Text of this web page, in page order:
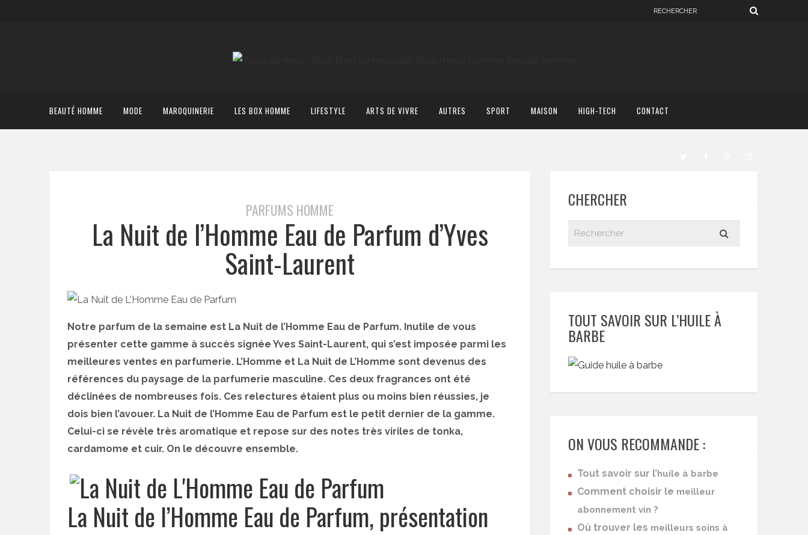
BEAUTÉ HOMME MODE MAROQUINERIE LES BOX HOMME LIFESTYLE ARTS DE VIVRE AUTRES SPORT MAISON HIGH-TECH CONTACT
PARFUMS HOMME
La Nuit de l’Homme Eau de Parfum d’Yves
Saint-Laurent
Notre parfum de la semaine est La Nuit de l’Homme Eau de Parfum. Inutile de vous
présenter cette gamme à succès signée Yves Saint-Laurent, qui s’est imposée parmi les
meilleures ventes en parfumerie. L’Homme et La Nuit de L’Homme sont devenus des
références du paysage de la parfumerie masculine. Ces deux fragrances ont été
déclinées de nombreuses fois. Ces relectures étaient plus ou moins bien réussies, je
dois bien l’avouer. La Nuit de l’Homme Eau de Parfum est le petit dernier de la gamme.
Celui-ci se révèle très aromatique et repose sur des notes très viriles de tonka,
cardamome et cuir. On le découvre ensemble.
La Nuit de l’Homme Eau de Parfum, présentation
CHERCHER
TOUT SAVOIR SUR L’HUILE À
BARBE
ON VOUS RECOMMANDE :
Tout savoir sur l’huile à barbe
Comment choisir le meilleur
abonnement vin ?
Où trouver les meilleurs soins à